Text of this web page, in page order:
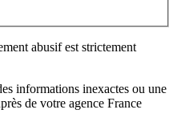
abusif est strictement
informations inexactes ou une
de votre agence France